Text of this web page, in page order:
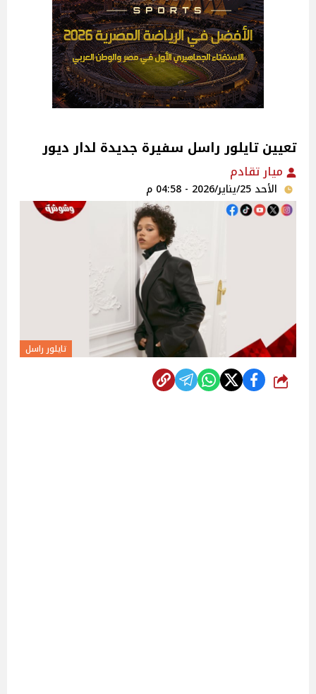
تعيين تايلور راسل سفيرة جديدة لدار ديور
ميار تقادم
الأحد 25/يناير/2026 - 04:58 م
تايلور راسل
شارك